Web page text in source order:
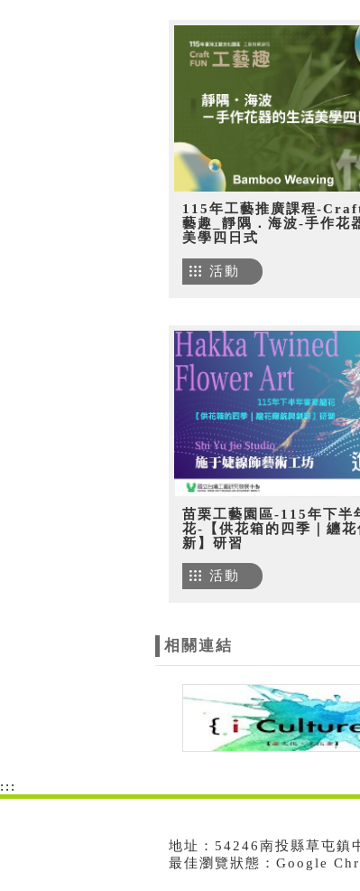
115年工藝推廣課程-
藝趣_靜隅．海波-手作花
美學四日式
活動
苗栗工藝園區-115年下半
花-【供花箱的四季｜纏花
新】研習
活動
相關連結
:::
地址：54246南投縣草屯
最佳瀏覽狀態：Google